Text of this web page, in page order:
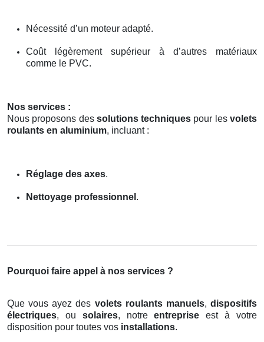
Nécessité d’un moteur adapté.
Coût légèrement supérieur à d’autres matériaux
comme le PVC.
Nos services :
Nous proposons des solutions techniques pour lesvolets
roulants en aluminium, incluant :
Réglage des axes.
Nettoyage professionnel .
Pourquoi faire appel à nos services ?
Que vous ayez des volets roulants manuels,dispositifs
électriques, ou solaires, notreentreprise est à votre
disposition pour toutes vos installations.